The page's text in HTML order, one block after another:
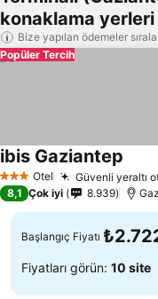
konaklama yerleri
Bize yapılan ödemeler
Popüler Tercih
3 YıldızOtel Güvenli yeraltı
ibis Gaziantep
8,1 Çok iyi 8.939
Başlangıç Fiyatı
Fiyatları görün: 10 site